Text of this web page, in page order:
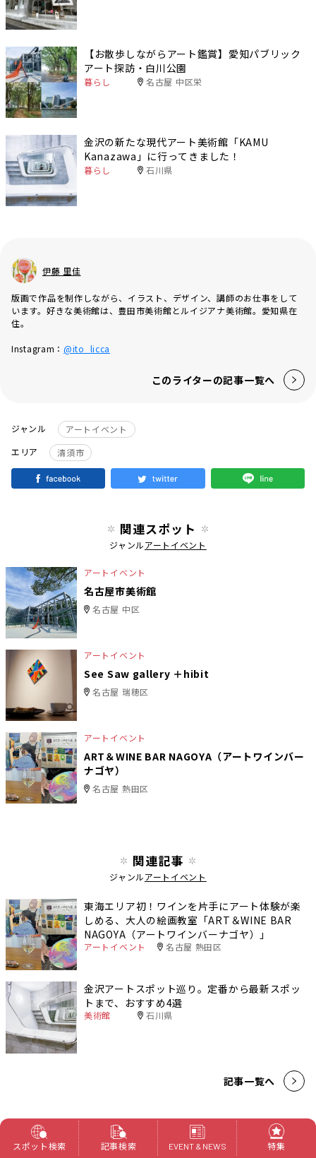
【お散歩しながらアート鑑賞】愛知パブリック
アート探訪・白川公園
暮らし 名古屋 中区栄
金沢の新たな現代アート美術館「KAMU
Kanazawa」に行ってきました！
暮らし 石川県
伊藤 里佳
版画で作品を制作しながら、イラスト、デザイン、講師のお仕事をして
います。好きな美術館は、豊田市美術館とルイジアナ美術館。愛知県在
住。
Instagram： @ito_licca
このライターの記事一覧へ
ジャンル
アートイベント
エリア
清須市
関連スポット
ジャンルアートイベント
アートイベント
名古屋市美術館
名古屋 中区
アートイベント
See Saw gallery ＋hibit
名古屋 瑞穂区
アートイベント
ART＆WINE BAR NAGOYA（アートワインバー
ナゴヤ）
名古屋 熱田区
関連記事
ジャンルアートイベント
東海エリア初！ワインを片手にアート体験が楽
しめる、大人の絵画教室「ART＆WINE BAR
NAGOYA（アートワインバーナゴヤ）」
アートイベント 名古屋 熱田区
金沢アートスポット巡り。定番から最新スポッ
トまで、おすすめ4選
美術館 石川県
記事一覧へ
スポット検索 記事検索 EVENT & NEWS 特集